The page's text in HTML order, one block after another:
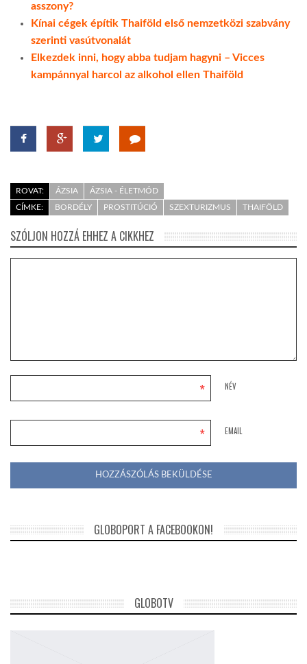
asszony?
Kínai cégek építik Thaiföld első nemzetközi szabvány
szerinti vasútvonalát
Elkezdek inni, hogy abba tudjam hagyni – Vicces
kampánnyal harcol az alkohol ellen Thaiföld
ROVAT: ÁZSIA
ÁZSIA - ÉLETMÓD
CÍMKE:
BORDÉLY PROSTITÚCIÓ SZEXTURIZMUS THAIFÖLD
SZÓLJON HOZZÁ EHHEZ A CIKKHEZ
NÉV
*
EMAIL
*
GLOBOPORT A FACEBOOKON!
GLOBOTV